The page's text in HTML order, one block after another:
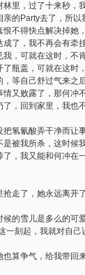
里，过了十来秒，
的Party去了，所以
不得快点解决掉她
了，我不再会有牵
，可就在这时，不
瓶盖，可就在这时
等自己舒过气来之
又败露了，那何冲
，回到家里，我也
氢氰酸弄干净而让
被我所杀，这时候
，我又能和何冲在一
走了，她永远离开
的雪儿是多么的可
一刻起，我就对自
算争气，给我带回